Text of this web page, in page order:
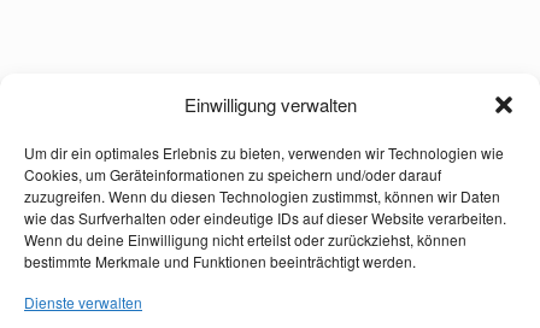
Einwilligung verwalten
Um dir ein optimales Erlebnis zu bieten, verwenden wir Technologien wie
Cookies, um Geräteinformationen zu speichern und/oder darauf
zuzugreifen. Wenn du diesen Technologien zustimmst, können wir Daten
wie das Surfverhalten oder eindeutige IDs auf dieser Website verarbeiten.
Wenn du deine Einwilligung nicht erteilst oder zurückziehst, können
bestimmte Merkmale und Funktionen beeinträchtigt werden.
Dienste verwalten